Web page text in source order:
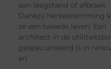
aan leegstand of afbraak.
Dankzij herbestemming
ze een tweede leven. Een
architect in de
gespecialiseerd is in
en